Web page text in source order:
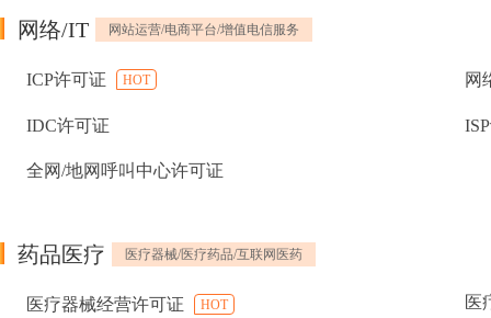
网络/IT 网站运营/电商平台/增值电信服务
ICP许可证 HOT 网
IDC许可证
全网/地网呼叫中心许可证
药品医疗 医疗器械/医疗药品/互联网医药
医疗器械经营许可证 HOT 医